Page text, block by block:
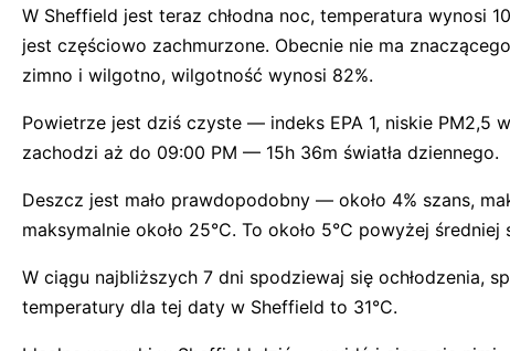
W Sheffield jest teraz chłodna noc, temperatura wynosi
jest częściowo zachmurzone. Obecnie nie ma
zimno i wilgotno, wilgotność wynosi 82%.
Powietrze jest dziś czyste — indeks EPA 1, niskie PM2,5
zachodzi aż do 09:00 PM — 15h 36m światła dziennego.
Deszcz jest mało prawdopodobny — około 4% szans,
maksymalnie około 25°C. To około 5°C powyżej
W ciągu najbliższych 7 dni spodziewaj się ochłodzenia,
temperatury dla tej daty w Sheffield to 31°C.